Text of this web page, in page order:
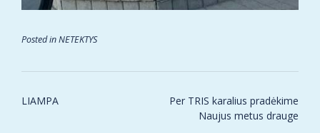
Posted inNETEKTYS
Post
LIAMPA
Per TRIS karalius pradėkime
Naujus metus drauge